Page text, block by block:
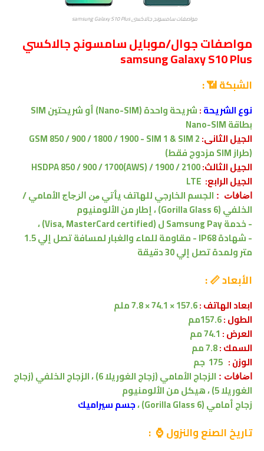
مواصفات سامسونج جالاكسي samsung Galaxy S10 Plus
مواصفات جوال/موبايل سامسونج جالاكسي
samsung Galaxy S10 Plus
الشبكة 📶 :
نوع الشريحة:شريحة واحدة (Nano-SIM) أو شريحتين
بطاقة Nano-SIM
الجيل الثانى:GSM 850 / 900 / 1800 / 1900 - SIM 1 & SIM 2
(طراز SIM مزدوج فقط)
الجيل الثالث:HSDPA 850 / 900 / 1700(AWS) / 1900 / 2100
الجيل الرابع:
اضافات : الجسم الخارجي للهاتف يأتي من الزجاج الأمامي /
الخلفي (Gorilla Glass 6) ، إطار من الألومنيوم
-خدمة Samsung Pay ل (Visa, MasterCard certified) ،
- شهادة IP68 - مقاومة للماء والغبار لمسافة تصل إلي 1.5
متر ولمدة تصل إلي 30 دقيقة
الأبعاد 📏 :
ابعاد الهاتف :157.6 × 74.1 × 7.8 ملم
الطول :157.6مم
العرض :
السمك :7.8 مم
الوزن :
اضافات :
الزجاج الأمامي (زجاج الغوريلا 6) ، الزجاج الخلفي (زجاج
الغوريلا 5) ، هيكل من الألومنيوم
زجاج أمامي (Gorilla Glass 6) ،
جسم سيراميك
تاريخ الصنع والنزول ⌚ :